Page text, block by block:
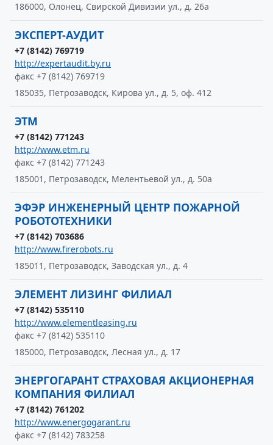
186000, Олонец, Свирской Дивизии ул., д. 26а
ЭКСПЕРТ-АУДИТ
+7 (8142) 769719
http://expertaudit.by.ru
факс +7 (8142) 769719
185035, Петрозаводск, Кирова ул., д. 5, оф. 412
ЭТМ
+7 (8142) 771243
http://www.etm.ru
факс +7 (8142) 771243
185001, Петрозаводск, Мелентьевой ул., д. 50а
ЭФЭР ИНЖЕНЕРНЫЙ ЦЕНТР ПОЖАРНОЙ
РОБОТОТЕХНИКИ
+7 (8142) 703686
http://www.firerobots.ru
185011, Петрозаводск, Заводская ул., д. 4
ЭЛЕМЕНТ ЛИЗИНГ ФИЛИАЛ
+7 (8142) 535110
http://www.elementleasing.ru
факс +7 (8142) 535110
185000, Петрозаводск, Лесная ул., д. 17
ЭНЕРГОГАРАНТ СТРАХОВАЯ АКЦИОНЕРНАЯ
КОМПАНИЯ ФИЛИАЛ
+7 (8142) 761202
http://www.energogarant.ru
факс +7 (8142) 783258